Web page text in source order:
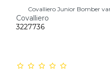
Covalliero Junior Bomber
Covalliero
3227736